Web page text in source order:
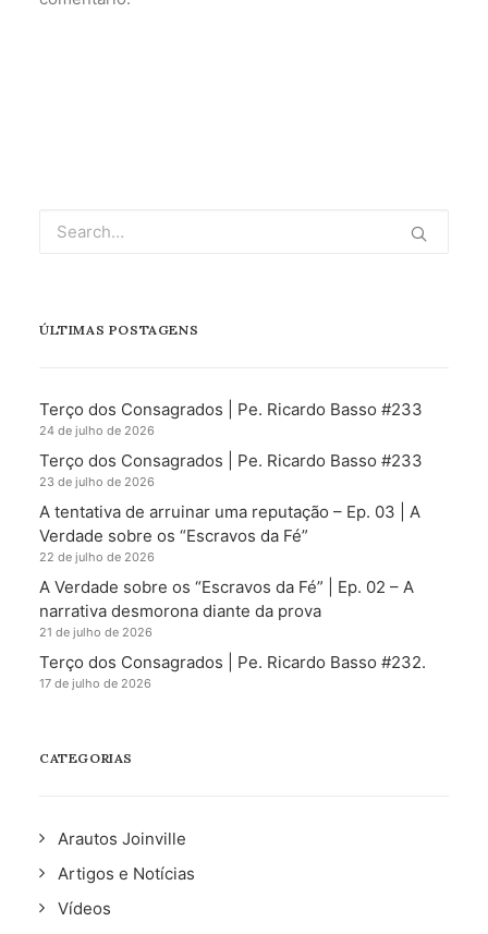
ÚLTIMAS POSTAGENS
Terço dos Consagrados | Pe. Ricardo Basso #233
24 de julho de 2026
Terço dos Consagrados | Pe. Ricardo Basso #233
23 de julho de 2026
A tentativa de arruinar uma reputação – Ep. 03 | A
Verdade sobre os “Escravos da Fé”
22 de julho de 2026
A Verdade sobre os “Escravos da Fé” | Ep. 02 – A
narrativa desmorona diante da prova
21 de julho de 2026
Terço dos Consagrados | Pe. Ricardo Basso #232.
17 de julho de 2026
CATEGORIAS
Arautos Joinville
Artigos e Notícias
Vídeos